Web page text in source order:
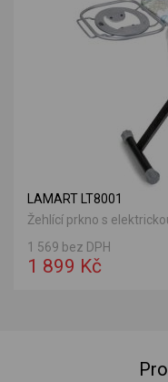
LAMART LT8001
Žehlící prkno s
1 569 bez DPH
1 899 Kč